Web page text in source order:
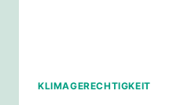
KLIMAGERECHTIGKEIT